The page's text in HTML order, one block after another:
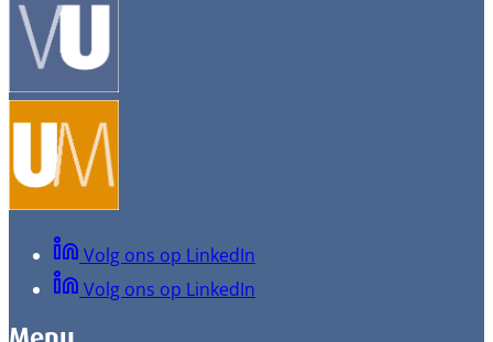
Volg ons op LinkedIn
Volg ons op LinkedIn